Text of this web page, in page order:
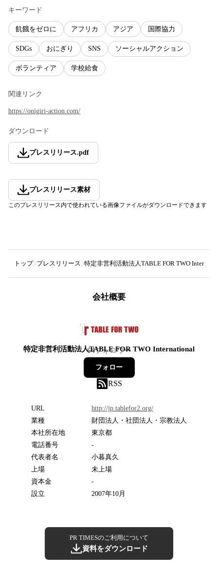
キーワード
飢餓をゼロに アフリカ アジア 国際協力
SDGs おにぎり SNS ソーシャルアクション
ボランティア 学校給食
関連リンク
https://onigiri-action.com/
ダウンロード
プレスリリース.pdf
プレスリリース素材
このプレスリリース内で使われている画像ファイルがダウンロードできます
トップ プレスリリース 特定非営利活動法人TABLE FOR TWO
会社概要
特定非営利活動法人TABLE FOR TWO International
64フォロワー
フォロー
RSS
URL
http://jp.tablefor2.org/
業種
財団法人・社団法人・宗教法人
本社所在地
東京都
電話番号
-
代表者名
小暮真久
上場
未上場
資本金
-
設立
2007年10月
PR TIMESのご利用について
資料をダウンロード